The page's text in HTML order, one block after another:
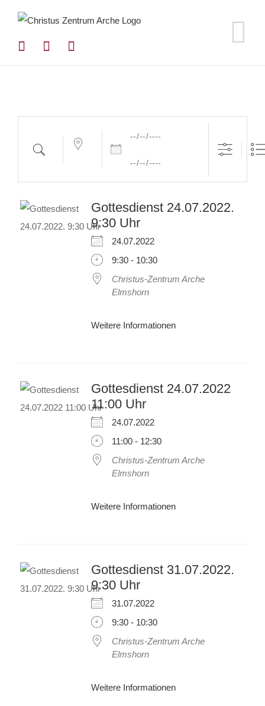
springen
Suche
Nahe
Daten
Gottesdienst 24.07.2022.
9:30 Uhr
24.07.2022
9:30 - 10:30
Christus-Zentrum Arche
Elmshorn
Weitere Informationen
Gottesdienst 24.07.2022
11:00 Uhr
24.07.2022
11:00 - 12:30
Christus-Zentrum Arche
Elmshorn
Weitere Informationen
Gottesdienst 31.07.2022.
9:30 Uhr
31.07.2022
9:30 - 10:30
Christus-Zentrum Arche
Elmshorn
Weitere Informationen